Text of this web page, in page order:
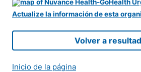
Actualize la información de esta
Volver a
Inicio de la página